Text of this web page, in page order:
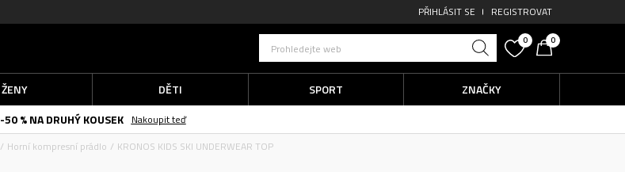
PŘIHLÁSIT SE REGISTROVAT
Prohledejte web
0 0
ŽENY DĚTI SPORT
ZNAČKY
-50 % NA DRUHÝ KOUSEK
Nakoupit teď
Horní kompresní prádlo KRONOS KIDS SKI UNDERWEAR TOP